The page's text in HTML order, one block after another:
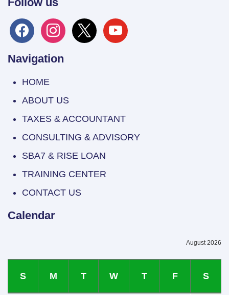
facebookinstagram
x youtube
Navigation
HOME
ABOUT US
TAXES & ACCOUNTANT
CONSULTING & ADVISORY
SBA7 & RISE LOAN
TRAINING CENTER
CONTACT US
Calendar
August 2026
S M T W T F S